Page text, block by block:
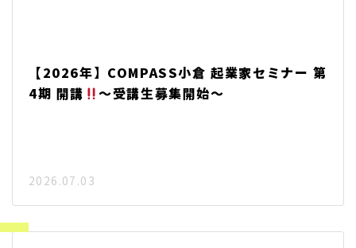
【2026年】COMPASS小倉 起業家セミナー 第
4期 開講
～受講生募集開始～
2026.07.03